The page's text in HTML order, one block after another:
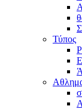
Τύπος